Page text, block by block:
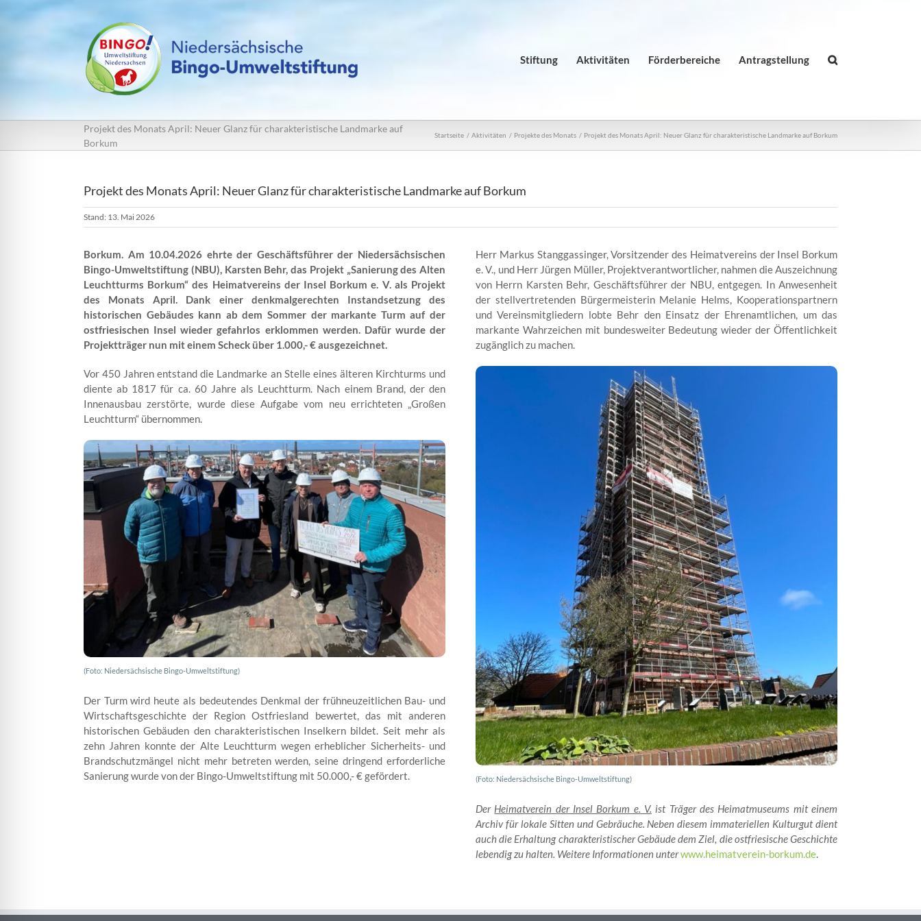
Stiftung
Aktivitäten Förderbereiche Antragstellung
Projekt des Monats April: Neuer Glanz für charakteristische Landmarke auf
Borkum
Startseite Aktivitäten Projekte des Monats Projekt des Monats April: Neuer Glanz für charakteristische Landmarke auf Borkum
Projekt des Monats April: Neuer Glanz für charakteristische Landmarke auf Borkum
Stand: 13. Mai 2026
Borkum. Am 10.04.2026 ehrte der Geschäftsführer der Niedersächsischen
Bingo-Umweltstiftung (NBU), Karsten Behr, das Projekt „Sanierung des Alten
Leuchtturms Borkum“ des Heimatvereins der Insel Borkum e. V. als Projekt
des Monats April. Dank einer denkmalgerechten Instandsetzung des
historischen Gebäudes kann ab dem Sommer der markante Turm auf der
ostfriesischen Insel wieder gefahrlos erklommen werden. Dafür wurde der
Projektträger nun mit einem Scheck über 1.000,- € ausgezeichnet.
Vor 450 Jahren entstand die Landmarke an Stelle eines älteren Kirchturms und
diente ab 1817 für ca. 60 Jahre als Leuchtturm. Nach einem Brand, der den
Innenausbau zerstörte, wurde diese Aufgabe vom neu errichteten „Großen
Leuchtturm“ übernommen.
(Foto: Niedersächsische Bingo-Umweltstiftung)
Der Turm wird heute als bedeutendes Denkmal der frühneuzeitlichen Bau- und
Wirtschaftsgeschichte der Region Ostfriesland bewertet, das mit anderen
historischen Gebäuden den charakteristischen Inselkern bildet. Seit mehr als
zehn Jahren konnte der Alte Leuchtturm wegen erheblicher Sicherheits- und
Brandschutzmängel nicht mehr betreten werden, seine dringend erforderliche
Sanierung wurde von der Bingo-Umweltstiftung mit 50.000,- € gefördert.
Herr Markus Stanggassinger, Vorsitzender des Heimatvereins der Insel Borkum
e. V., und Herr Jürgen Müller, Projektverantwortlicher, nahmen die Auszeichnung
von Herrn Karsten Behr, Geschäftsführer der NBU, entgegen. In Anwesenheit
der stellvertretenden Bürgermeisterin Melanie Helms, Kooperationspartnern
und Vereinsmitgliedern lobte Behr den Einsatz der Ehrenamtlichen, um das
markante Wahrzeichen mit bundesweiter Bedeutung wieder der Öffentlichkeit
zugänglich zu machen.
(Foto: Niedersächsische Bingo-Umweltstiftung)
Der Heimatverein der Insel Borkum e. V. ist Träger des Heimatmuseums mit einem
Archiv für lokale Sitten und Gebräuche. Neben diesem immateriellen Kulturgut dient
auch die Erhaltung charakteristischer Gebäude dem Ziel, die ostfriesische Geschichte
lebendig zu halten. Weitere Informationen unterwww.heimatverein-borkum.de.